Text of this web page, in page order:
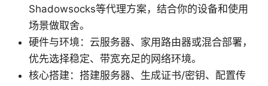
Shadowsocks等代理方案，结合你的设备和使用
场景做取舍。
硬件与环境：云服务器、家用路由器或混合部署，
优先选择稳定、带宽充足的网络环境。
核心搭建：搭建服务器、生成证书/密钥、配置传